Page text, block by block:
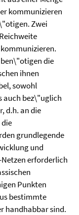
kommunizieren
Zwei
die
ihnen
sowohl
auch bez\"uglich
d.h. an die
grundlegende
und
erforderlich
Punkten
bestimmte
handhabbar sind.